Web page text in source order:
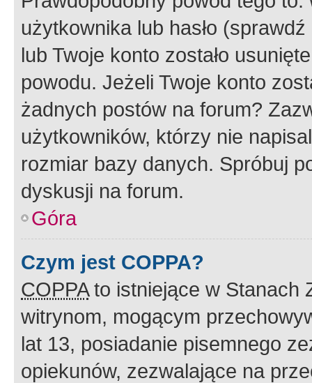
użytkownika lub hasło
lub Twoje konto zostało
powodu. Jeżeli Twoje konto
żadnych postów na forum?
użytkowników, którzy nie
rozmiar bazy danych. Spróbuj
dyskusji na forum.
Góra
Czym jest COPPA?
COPPAto istniejące w Stanach
witrynom, mogącym
lat 13, posiadanie pisemnego
opiekunów, zezwalające na